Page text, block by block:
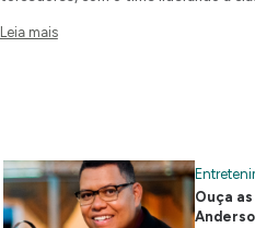
Leia mais
Ouça